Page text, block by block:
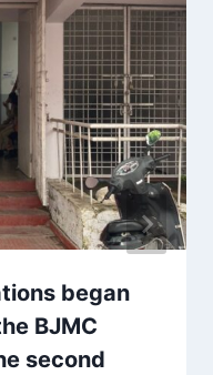
began
BJMC
second